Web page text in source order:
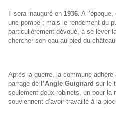
Il sera inauguré en 1936. A
une pompe ; mais le rendement du
particulièrement dévoué, à se lever
chercher son eau au pied du
Après la guerre, la commune adhère
barrage de l’Angle Guignard sur le
seulement deux robinets, un pour la
souviennent d’avoir travaillé à la